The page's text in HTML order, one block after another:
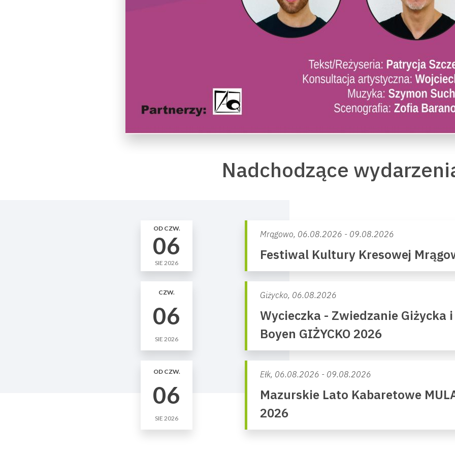
Nadchodzące
OD CZW.
06
SIE 2026
Mrągowo, 06.08.2026 - 09.08.2026
Festiwal Kultury Kresowej
CZW.
06
SIE 2026
Giżycko, 06.08.2026
Wycieczka - Zwiedzanie Giżycka
Boyen GIŻYCKO 2026
OD CZW.
06
SIE 2026
Ełk, 06.08.2026 - 09.08.2026
Mazurskie Lato Kabaretowe
2026